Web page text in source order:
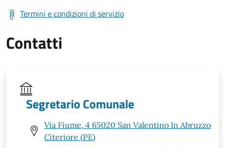
Termini e condizioni di servizio
Contatti
Segretario Comunale
Via Fiume, 4 65020 San Valentino In Abruzzo
Citeriore (PE)